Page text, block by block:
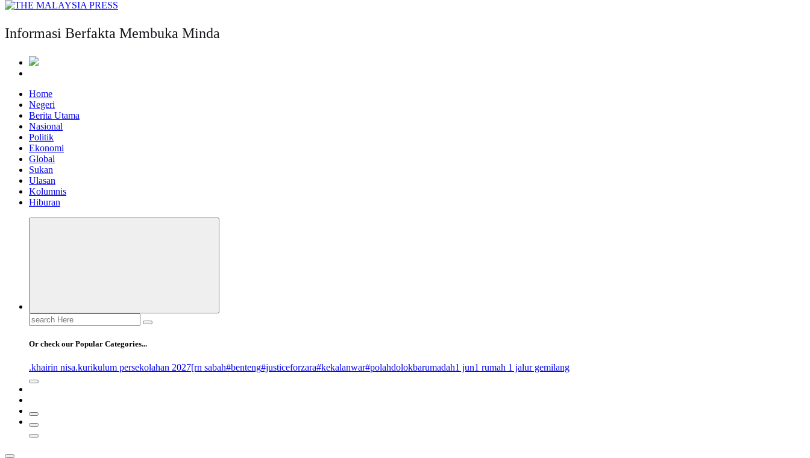
Informasi Berfakta Membuka Minda
Home
Negeri
Berita Utama
Nasional
Politik
Ekonomi
Global
Sukan
Ulasan
Kolumnis
Hiburan
Search
for:
Or check our Popular Categories...
.khairin nisa.kurikulum persekolahan 2027[rn sabah#benteng#justiceforzara#kekalanwar#polahdolokbarumadah1 jun1 rumah 1 jalur gemilang